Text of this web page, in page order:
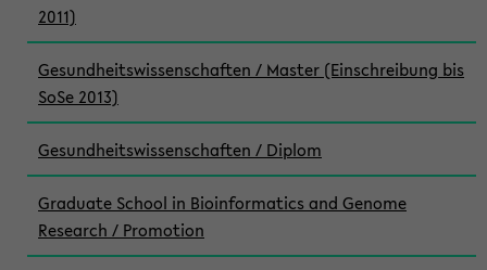
2011)
Gesundheitswissenschaften / Master (Einschreibung bis
SoSe 2013)
Gesundheitswissenschaften / Diplom
Graduate School in Bioinformatics and Genome
Research / Promotion